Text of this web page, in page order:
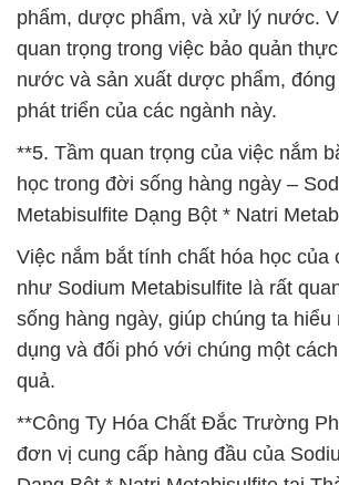
phẩm, dược phẩm, và xử lý nước.
quan trọng trong việc bảo quản
nước và sản xuất dược phẩm,
phát triển của các ngành này.
**5. Tầm quan trọng của việc nắm
học trong đời sống hàng ngày –
Metabisulfite Dạng Bột * Natri
Việc nắm bắt tính chất hóa học của
như Sodium Metabisulfite là rất
sống hàng ngày, giúp chúng ta
dụng và đối phó với chúng một
quả.
**Công Ty Hóa Chất Đắc Trường
đơn vị cung cấp hàng đầu của